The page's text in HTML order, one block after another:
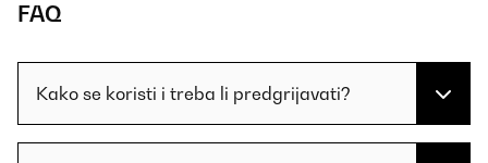
FAQ
Kako se koristi i treba li predgrijavati?